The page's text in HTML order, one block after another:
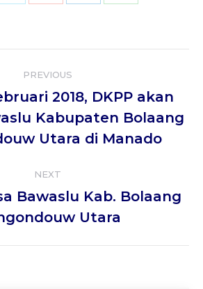
PREVIOUS
Previous
2018, DKPP akan
Kabupaten Bolaang
Utara di Manado
NEXT
Next
post:
Bawaslu Kab. Bolaang
Utara